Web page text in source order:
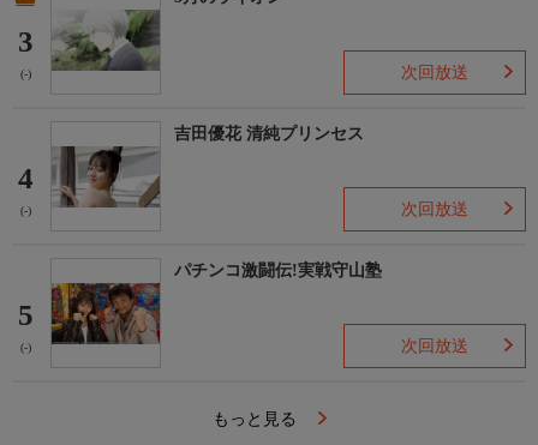
3
(-) 次回放送
4
(-)
吉田優花 清純プリンセス
次回放送
5
(-)
パチンコ激闘伝!実戦守山塾
次回放送
もっと見る